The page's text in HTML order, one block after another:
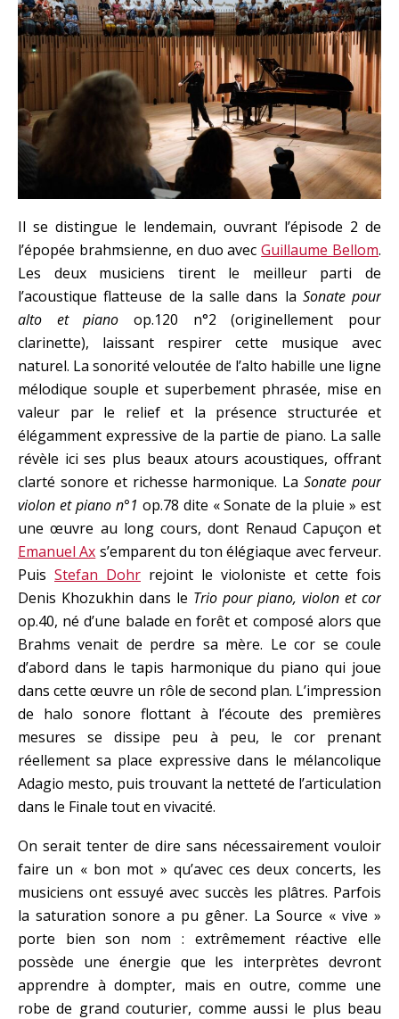
Il se distingue le lendemain, ouvrant l’épisode 2 de
l’épopée brahmsienne, en duo avecGuillaume Bellom.
Les deux musiciens tirent le meilleur parti de
l’acoustique flatteuse de la salle dans la Sonate pour
alto et piano op.120 n°2 (originellement pour
clarinette), laissant respirer cette musique avec
naturel. La sonorité veloutée de l’alto habille une ligne
mélodique souple et superbement phrasée, mise en
valeur par le relief et la présence structurée et
élégamment expressive de la partie de piano. La salle
révèle ici ses plus beaux atours acoustiques, offrant
clarté sonore et richesse harmonique. LaSonate pour
violon et piano n°1 op.78 dite « Sonate de la pluie » est
une œuvre au long cours, dont Renaud Capuçon et
Emanuel Ax s’emparent du ton élégiaque avec ferveur.
Puis Stefan Dohr rejoint le violoniste et cette fois
Denis Khozukhin dans le Trio pour piano, violon et cor
op.40, né d’une balade en forêt et composé alors que
Brahms venait de perdre sa mère. Le cor se coule
d’abord dans le tapis harmonique du piano qui joue
dans cette œuvre un rôle de second plan. L’impression
de halo sonore flottant à l’écoute des premières
mesures se dissipe peu à peu, le cor prenant
réellement sa place expressive dans le mélancolique
Adagio mesto, puis trouvant la netteté de l’articulation
dans le Finale tout en vivacité.
On serait tenter de dire sans nécessairement vouloir
faire un « bon mot » qu’avec ces deux concerts, les
musiciens ont essuyé avec succès les plâtres. Parfois
la saturation sonore a pu gêner. La Source « vive »
porte bien son nom : extrêmement réactive elle
possède une énergie que les interprètes devront
apprendre à dompter, mais en outre, comme une
robe de grand couturier, comme aussi le plus beau